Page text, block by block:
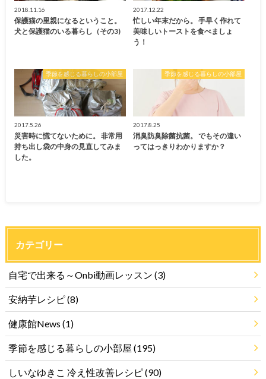
2018.11.16
保護猫の里親になるということ。
犬と保護猫のいる暮らし（その3)
2017.12.22
忙しい年末だから。 手早く作れて
美味しいトーストを食べましょ
う！
季節を感じる暮らしの小部屋
2017.5.26
災害時に慌てないために。 非常用
持ち出し袋の中身の見直してみま
した。
季節を感じる暮らしの小部屋
2017.8.25
消臭防臭除菌抗菌。 でもその違い
ってはっきりわかりますか？
カテゴリー
自宅で出来る～Onbi動画レッスン (3)
安納芋レシピ(8)
健康館News (1)
季節を感じる暮らしの小部屋 (195)
しいなゆきこ 冷え性改善レシピ(90)